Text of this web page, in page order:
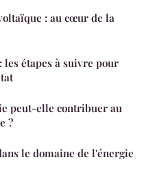
: au cœur de la
étapes à suivre pour
peut-elle contribuer au
?
le domaine de l'énergie